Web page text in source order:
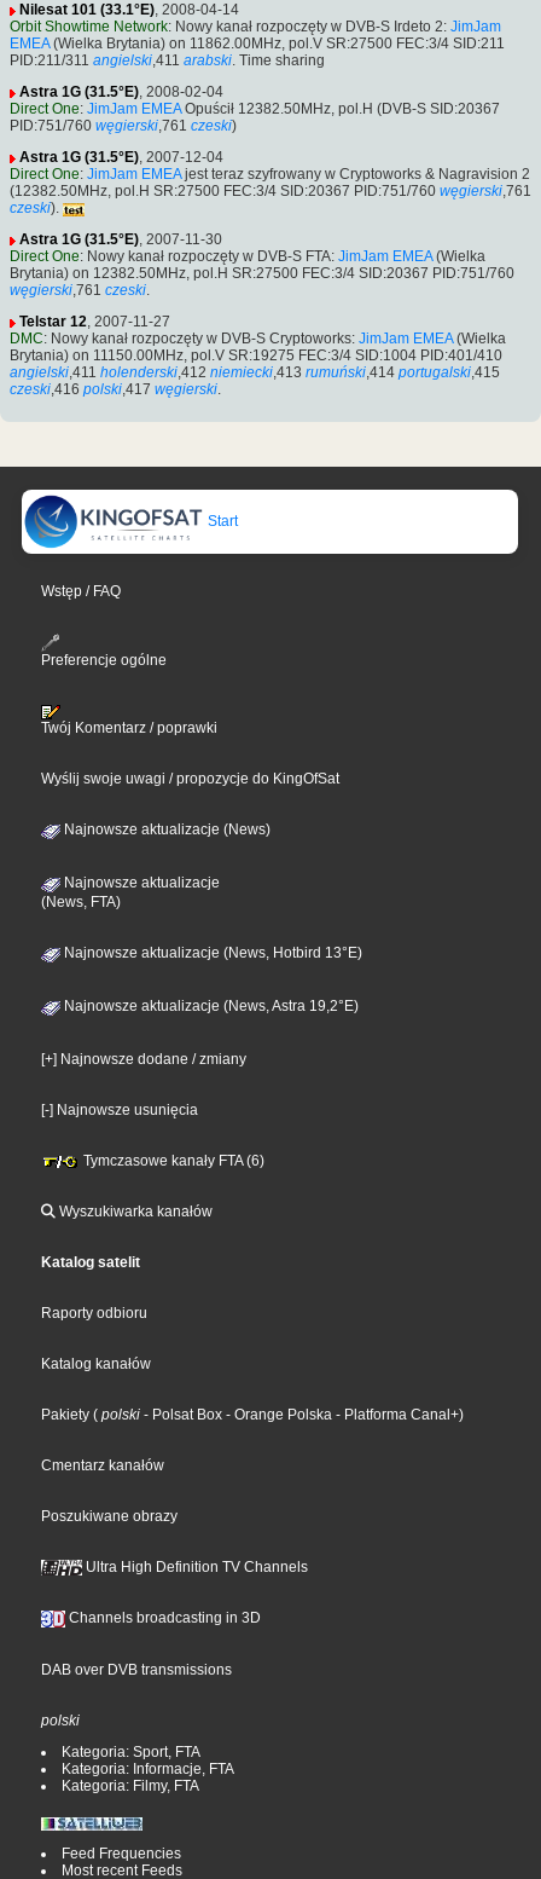
Nilesat 101 (33.1°E), 2008-04-14
Orbit Showtime Network: Nowy kanał rozpoczęty w DVB-S Irdeto 2: JimJam
EMEA(Wielka Brytania) on 11862.00MHz, pol.V SR:27500 FEC:3/4 SID:211
PID:211/311 angielski,411 arabski. Time sharing
Astra 1G (31.5°E), 2008-02-04
Direct One: JimJam EMEAOpuścił 12382.50MHz, pol.H (DVB-S SID:20367
PID:751/760 węgierski,761 czeski)
Astra 1G (31.5°E), 2007-12-04
Direct One: JimJam EMEAjest teraz szyfrowany w Cryptoworks & Nagravision 2
(12382.50MHz, pol.H SR:27500 FEC:3/4 SID:20367 PID:751/760 węgierski,761
czeski).
Astra 1G (31.5°E), 2007-11-30
Direct One: Nowy kanał rozpoczęty w DVB-S FTA: JimJam EMEA(Wielka
Brytania) on 12382.50MHz, pol.H SR:27500 FEC:3/4 SID:20367 PID:751/760
węgierski,761 czeski.
Telstar 12, 2007-11-27
DMC: Nowy kanał rozpoczęty w DVB-S Cryptoworks: JimJam EMEA(Wielka
Brytania) on 11150.00MHz, pol.V SR:19275 FEC:3/4 SID:1004 PID:401/410
angielski,411 holenderski,412 niemiecki,413 rumuński,414 portugalski,415
czeski,416 polski,417 węgierski.
Start
Wstęp / FAQ
Preferencje ogólne
Twój Komentarz / poprawki
Wyślij swoje uwagi / propozycje do KingOfSat
Najnowsze aktualizacje (News)
Najnowsze aktualizacje
(News, FTA)
Najnowsze aktualizacje (News, Hotbird 13°E)
Najnowsze aktualizacje (News, Astra 19,2°E)
[+] Najnowsze dodane / zmiany
[-] Najnowsze usunięcia
Tymczasowe kanały FTA (6)
Wyszukiwarka kanałów
Katalog satelit
Raporty odbioru
Katalog kanałów
Pakiety ( polski - Polsat Box - Orange Polska - Platforma Canal+)
Cmentarz kanałów
Poszukiwane obrazy
Ultra High Definition TV Channels
Channels broadcasting in 3D
DAB over DVB transmissions
polski
Kategoria: Sport, FTA
Kategoria: Informacje, FTA
Kategoria: Filmy, FTA
Feed Frequencies
Most recent Feeds